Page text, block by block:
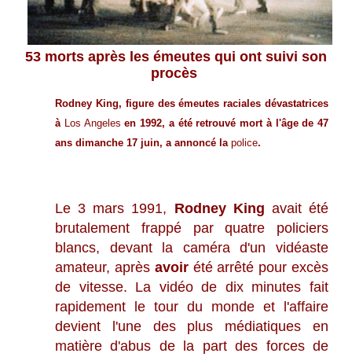
53 morts après les émeutes qui ont suivi son
procès
Rodney King, figure des émeutes raciales dévastatrices
à Los Angeles en 1992, a été retrouvé mort à l'âge de 47
ans dimanche 17 juin, a annoncé la police.
Le 3 mars 1991, Rodney King avait été
brutalement frappé par quatre policiers
blancs, devant la caméra d'un vidéaste
amateur, après avoirété arrêté pour excès
de vitesse. La vidéo de dix minutes fait
rapidement le tour du monde et l'affaire
devient l'une des plus médiatiques en
matière d'abus de la part des forces de